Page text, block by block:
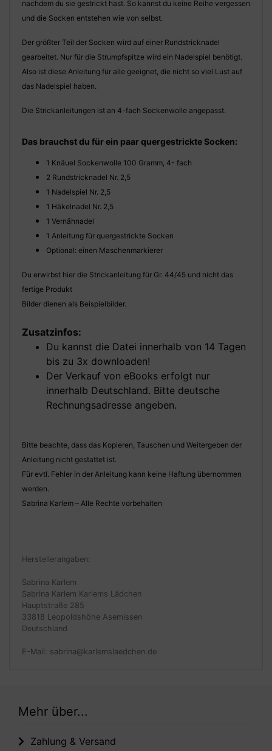
nachdem du sie gestrickt hast. So kannst du keine Reihe vergessen
und die Socken entstehen wie von selbst.
Der größter Teil der Socken wird auf einer Rundstricknadel
gearbeitet. Nur für die Strumpfspitze wird ein Nadelspiel benötigt.
Also ist diese Anleitung für alle geeignet, die nicht so viel Lust auf
das Nadelspiel haben.
Die Strickanleitungen ist an 4-fach Sockenwolle angepasst.
Das brauchst du für ein paar quergestrickte Socken:
1 Knäuel Sockenwolle 100 Gramm, 4- fach
2 Rundstricknadel Nr. 2,5
1 Nadelspiel Nr. 2,5
1 Häkelnadel Nr. 2,5
1 Vernähnadel
1 Anleitung für quergestrickte Socken
Optional: einen Maschenmarkierer
Du erwirbst hier die Strickanleitung für Gr. 44/45 und nicht das
fertige Produkt
Bilder dienen als Beispielbilder.
Zusatzinfos:
Du kannst die Datei innerhalb von 14 Tagen
bis zu 3x downloaden!
Der Verkauf von eBooks erfolgt nur
innerhalb Deutschland. Bitte deutsche
Rechnungsadresse angeben.
Bitte beachte, dass das Kopieren, Tauschen und Weitergeben der
Anleitung nicht gestattet ist.
Für evtl. Fehler in der Anleitung kann keine Haftung übernommen
werden.
Sabrina Karlem – Alle Rechte vorbehalten
Herstellerangaben:
Sabrina Karlem
Sabrina Karlem Karlems Lädchen
Hauptstraße 285
33818 Leopoldshöhe Asemissen
Deutschland
E-Mail: sabrina@karlemslaedchen.de
Mehr über...
Zahlung & Versand